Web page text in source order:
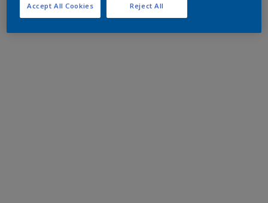
Reject All
Accept All Cookies